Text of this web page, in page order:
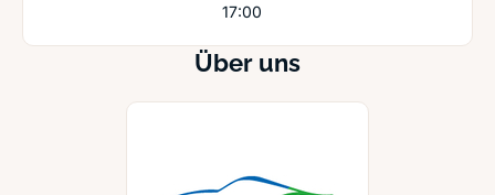
Über uns
17:00